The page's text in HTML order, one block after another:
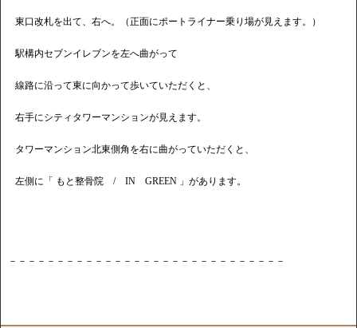
東口改札を出て、右へ。（正面にポートライナー乗り場が見えます。）
駅構内セブンイレブンを左へ曲がって
線路に沿って東に向かって歩いていただくと、
右手にシティタワーマンションが見えます。
タワーマンション北東側角を右に曲がっていただくと、
左側に「 もと整骨院 / IN GREEN 」があります。
－－－－－－－－－－－－－－－－－－－－－－－－－－－－－